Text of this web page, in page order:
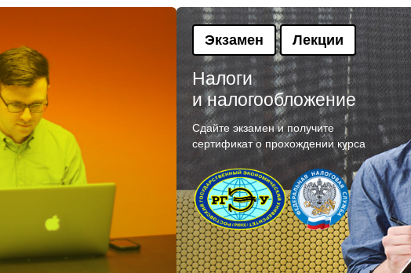
Экзамен Лекции
Налоги
и налогообложение
Сдайте экзамен и получите
сертификат о прохождении курса